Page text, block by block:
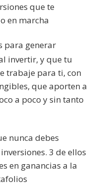
que te
en marcha
para generar
invertir, y que tu
trabaje para ti, con
que aporten a
a poco y sin tanto
nunca debes
3 de ellos
en ganancias a la